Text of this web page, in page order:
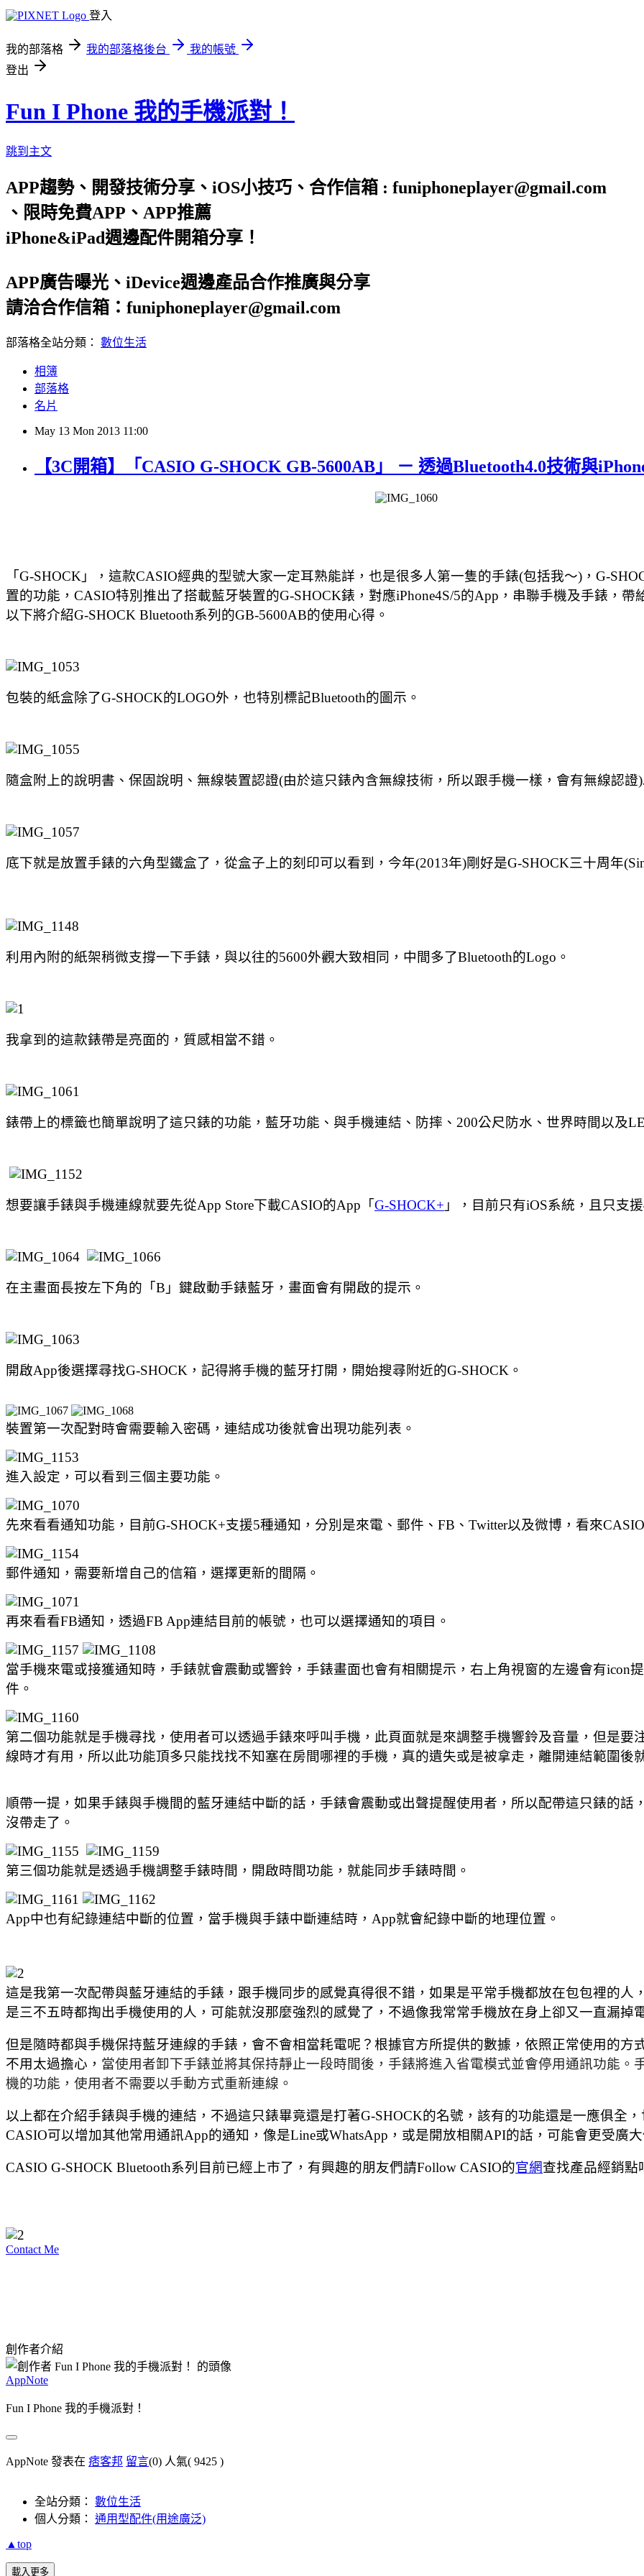
登入
我的部落格 我的部落格後台
我的帳號
登出
Fun I Phone 我的手機派對！
跳到主文
APP趨勢、開發技術分享、iOS小技巧、合作信箱 : funiphoneplayer@gmail.com
、限時免費APP、APP推薦
iPhone&iPad週邊配件開箱分享！
APP廣告曝光、iDevice週邊產品合作推廣與分享
請洽合作信箱：funiphoneplayer@gmail.com
部落格全站分類： 數位生活
相簿
部落格
名片
May 13 Mon 2013 11:00
【3C開箱】「CASIO G-SHOCK GB-5600AB」 － 透過Bluetooth4.0技術與
「G-SHOCK」，這款CASIO經典的型號大家一定耳熟能詳，也是很多人第一隻的手錶(包括我～)，G-
置的功能，CASIO特別推出了搭載藍牙裝置的G-SHOCK錶，對應iPhone4S/5的App，串聯手機及手錶，帶
以下將介紹G-SHOCK Bluetooth系列的GB-5600AB的使用心得。
包裝的紙盒除了G-SHOCK的LOGO外，也特別標記Bluetooth的圖示。
隨盒附上的說明書、保固說明、無線裝置認證(由於這只錶內含無線技術，所以跟手機一樣，會有無線認證)
底下就是放置手錶的六角型鐵盒了，從盒子上的刻印可以看到，今年(2013年)剛好是G-SHOCK三十周年
利用內附的紙架稍微支撐一下手錶，與以往的5600外觀大致相同，中間多了Bluetooth的Logo。
我拿到的這款錶帶是亮面的，質感相當不錯。
錶帶上的標籤也簡單說明了這只錶的功能，藍牙功能、與手機連結、防摔、200公尺防水、世界時間以及
想要讓手錶與手機連線就要先從App Store下載CASIO的App「G-SHOCK+ 」，目前只有iOS系統，且只支
在主畫面長按左下角的「B」鍵啟動手錶藍牙，畫面會有開啟的提示。
開啟App後選擇尋找G-SHOCK，記得將手機的藍牙打開，開始搜尋附近的G-SHOCK。
裝置第一次配對時會需要輸入密碼，連結成功後就會出現功能列表。
進入設定，可以看到三個主要功能。
先來看看通知功能，目前G-SHOCK+支援5種通知，分別是來電、郵件、FB、Twitter以及微博，看來
郵件通知，需要新增自己的信箱，選擇更新的間隔。
再來看看FB通知，透過FB App連結目前的帳號，也可以選擇通知的項目。
當手機來電或接獲通知時，手錶就會震動或響鈴，手錶畫面也會有相關提示，右上角視窗的左邊會有icon
件。
第二個功能就是手機尋找，使用者可以透過手錶來呼叫手機，此頁面就是來調整手機響鈴及音量，但是要
線時才有用，所以此功能頂多只能找找不知塞在房間哪裡的手機，真的遺失或是被拿走，離開連結範圍後
順帶一提，如果手錶與手機間的藍牙連結中斷的話，手錶會震動或出聲提醒使用者，所以配帶這只錶的話
沒帶走了。
第三個功能就是透過手機調整手錶時間，開啟時間功能，就能同步手錶時間。
App中也有紀錄連結中斷的位置，當手機與手錶中斷連結時，App就會紀錄中斷的地理位置。
這是我第一次配帶與藍牙連結的手錶，跟手機同步的感覺真得很不錯，如果是平常手機都放在包包裡的人
是三不五時都掏出手機使用的人，可能就沒那麼強烈的感覺了，不過像我常常手機放在身上卻又一直漏掉
但是隨時都與手機保持藍牙連線的手錶，會不會相當耗電呢？根據官方所提供的數據，依照正常使用的方
不用太過擔心， 當使用者卸下手錶並將其保持靜止一段時間後，手錶將進入省電模式並會停用通訊功能。
機的功能，使用者不需要以手動方式重新連線。
以上都在介紹手錶與手機的連結，不過這只錶畢竟還是打著G-SHOCK的名號，該有的功能還是一應俱全
CASIO可以增加其他常用通訊App的通知，像是Line或WhatsApp，或是開放相關API的話，可能會更受廣大
CASIO G-SHOCK Bluetooth系列目前已經上市了，有興趣的朋友們請Follow CASIO的官網查找產品經銷點
Contact Me
創作者介紹
AppNote
Fun I Phone 我的手機派對！
AppNote 發表在 痞客邦 留言(0) 人氣( 9425 )
全站分類： 數位生活
個人分類： 通用型配件(用途廣泛)
▲top
載入更多